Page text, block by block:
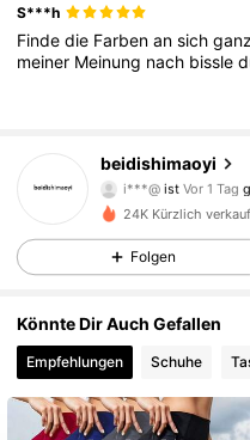
S***h
Findedie Farbenansich
meiner Meinung nach bissle
beidishimaoyi
i***@istVor 1 Tag
4,88
2.2K Follower
4,88 2.2K Follower
4,88
4,88 2.2K Follower
4,88 2.2K Follower
24K Kürzlich
Folgen
Könnte Dir Auch Gefallen
Empfehlungen Schuhe